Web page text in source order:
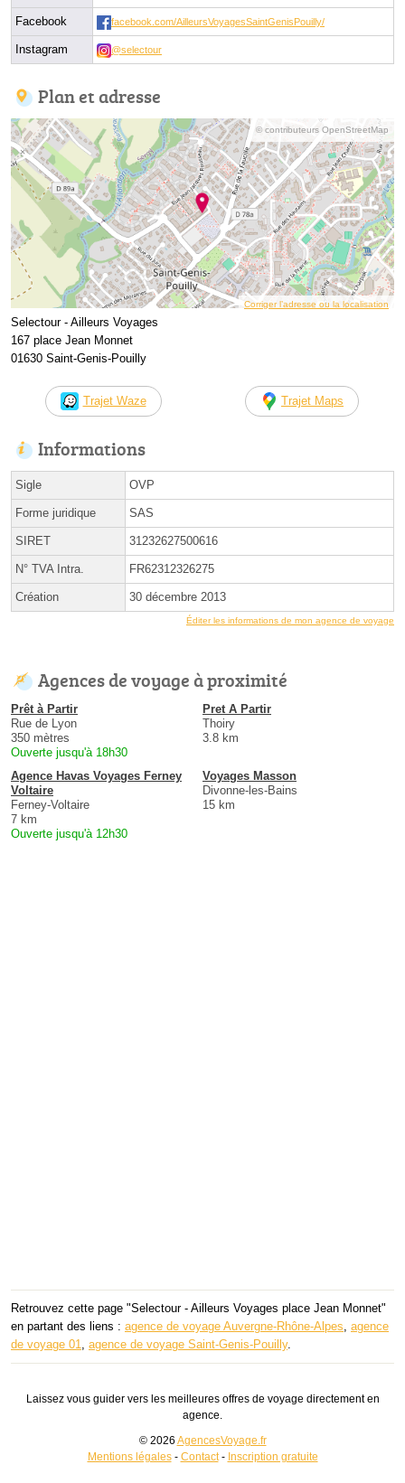
Facebook facebook.com/AilleursVoyagesSaintGenisPouilly/
Instagram @selectour
Plan et adresse
© contributeurs OpenStreetMap
Corriger l’adresse ou la localisation
Selectour - Ailleurs Voyages
167 place Jean Monnet
01630 Saint-Genis-Pouilly
Trajet Waze Trajet Maps
Informations
Sigle OVP
Forme juridique SAS
SIRET 31232627500616
N° TVA Intra. FR62312326275
Création 30 décembre 2013
Éditer les informations de mon agence de voyage
Agences de voyage à proximité
Prêt à Partir
Rue de Lyon
350 mètres
Ouverte jusqu'à 18h30
Pret A Partir
Thoiry
3.8 km
Agence Havas Voyages Ferney
Voltaire
Ferney-Voltaire
7 km
Ouverte jusqu'à 12h30
Voyages Masson
Divonne-les-Bains
15 km
Retrouvez cette page "Selectour - Ailleurs Voyages place Jean Monnet"
en partant des liens : agence de voyage Auvergne-Rhône-Alpes, agence
de voyage 01, agence de voyage Saint-Genis-Pouilly.
Laissez vous guider vers les meilleures offres de voyage directement en
agence.
© 2026 AgencesVoyage.fr
Mentions légales- Contact- Inscription gratuite